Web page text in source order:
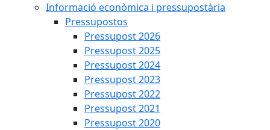
Informació econòmica i pressupostària
Pressupostos
Pressupost 2026
Pressupost 2025
Pressupost 2024
Pressupost 2023
Pressupost 2022
Pressupost 2021
Pressupost 2020